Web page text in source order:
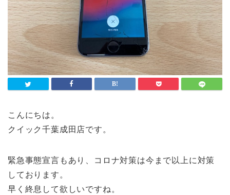
こんにちは。
クイック千葉成田店です。
緊急事態宣言もあり、コロナ対策は今まで以上に対策
しております。
早く終息して欲しいですね。